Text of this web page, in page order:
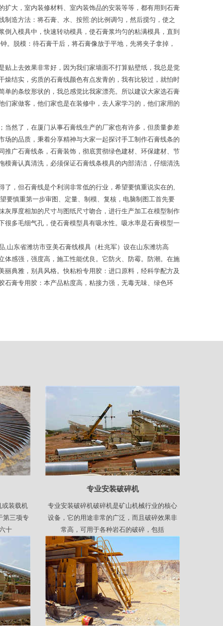
大，室内装修材料、室内装饰品的安装等等，都有用到石膏
造方法：将石膏、水、按照:的比例调匀，然后搅匀，使之
入模具中，快速转动模具，使石膏浆均匀的粘满模具，直到
。脱模：待石膏干后，将石膏像放于平地，先将夹子拿掉，
上去效果非常好，因为我们家墙面不打算贴壁纸，我总是觉
结实，劣质的石膏线颜色有点发青的，我有比较过，就怕时
的条纹形状的，我总感觉比我家漂亮。所以建议大家选石膏
家做客，他们家也是在装修中，去人家学习的，他们家用的
然了，在厦门从事石膏线生产的厂家也有许多，但质量参差
的品质，秉着分享精神与大家一起探讨手工制作石膏线条的
广石膏线条，石膏装饰，彻底贯彻绿色建材、环保建材、节
膏认真清洗，必须保证石膏线条模具的内部清洁，仔细清洗
，但石膏线是个利润非常低的行业，希望要慎重说实在的,
要慎重第一步审图、定量、制模、复核，电脑制图工首先要
厚度相加的尺寸与图纸尺寸吻合，进行生产加工在模型制作
多毛细气孔，使石膏模型具有吸水性。吸水率是石膏模型一
,山东省潍坊市亚美石膏线模具（杜兆军）设在山东潍坊高
感强，强度高，施工性能优良。它防火、防霉。防潮。在施
典雅，别具风格。快粘粉专用胶：进口原料，经科学配方及
膏专用胶：本产品粘度高，粘接力强，无毒无味、绿色环
或装载机
第三项专
十
专业安装破碎机
专业安装破碎机破碎机是矿山机械行业的核心
设备，它的用途非常的广泛，而且破碎效果非
常高，可用于各种岩石的破碎，包括